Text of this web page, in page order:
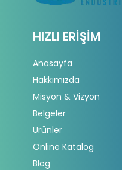
HIZLI ERIŞIM
Anasayfa
Hakkımızda
Misyon & Vizyon
Belgeler
Ürünler
Online Katalog
Blog